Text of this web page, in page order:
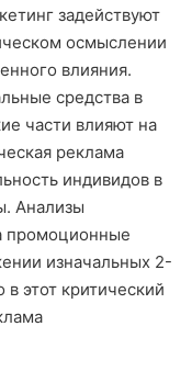
задействуют
осмыслении
влияния.
средства в
части влияют на
реклама
индивидов в
Анализы
промоционные
изначальных 2-
этот критический